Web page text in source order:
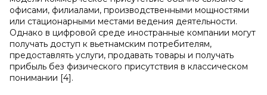
офисами, филиалами, производственными мощностями
или стационарными местами ведения деятельности.
Однако в цифровой среде иностранные компании могут
получать доступ к вьетнамским потребителям,
предоставлять услуги, продавать товары и получать
прибыль без физического присутствия в классическом
понимании [4].